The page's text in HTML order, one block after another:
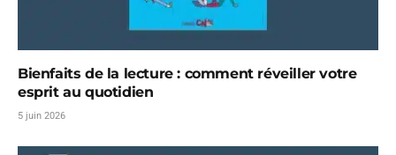
Bienfaits de la lecture : comment réveiller votre
esprit au quotidien
5 juin 2026